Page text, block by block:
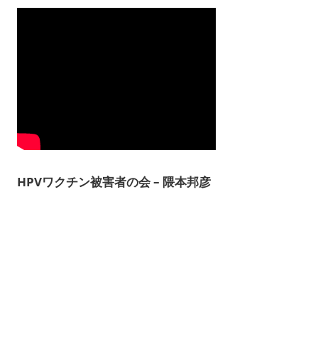
HPVワクチン被害者の会 – 隈本邦彦